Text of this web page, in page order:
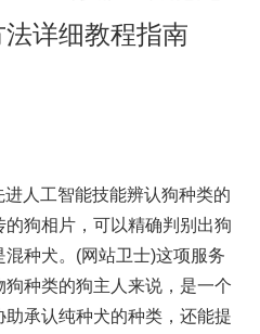
详细教程指南
人工智能技能辨认狗种类的
狗相片，可以精确判别出狗
种犬。(网站卫士)这项服务
种类的狗主人来说，是一个
承认纯种犬的种类，还能提